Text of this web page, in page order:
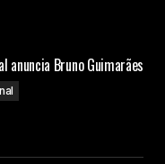
anuncia Bruno Guimarães